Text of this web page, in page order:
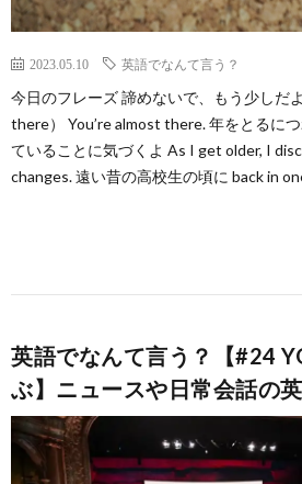
2023.05.10 英語でなんて言う？
今日のフレーズ 諦めないで、もう少しだ
there） You’re almost there. 年をとるに
ていることに気づくよ As I get older, I
changes. 遠い昔の高校生の頃に back in
英語でなんて言う？【#24
ぶ】ニュースや日常会話の